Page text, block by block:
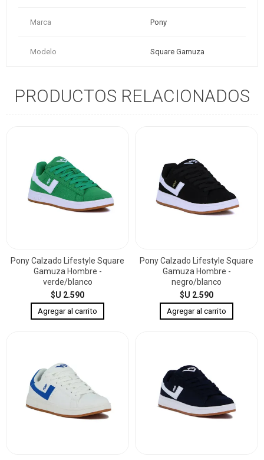
Marca Pony
Modelo Square Gamuza
PRODUCTOS RELACIONADOS
Pony Calzado Lifestyle Square
Gamuza Hombre -
verde/blanco
$U 2.590
Pony Calzado Lifestyle Square
Gamuza Hombre -
negro/blanco
$U 2.590